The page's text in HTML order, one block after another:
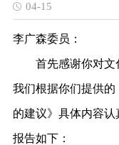
04-15
李广森委员：
首先感谢你对文化
我们根据你们提供
的建议》具体内容
报告如下：